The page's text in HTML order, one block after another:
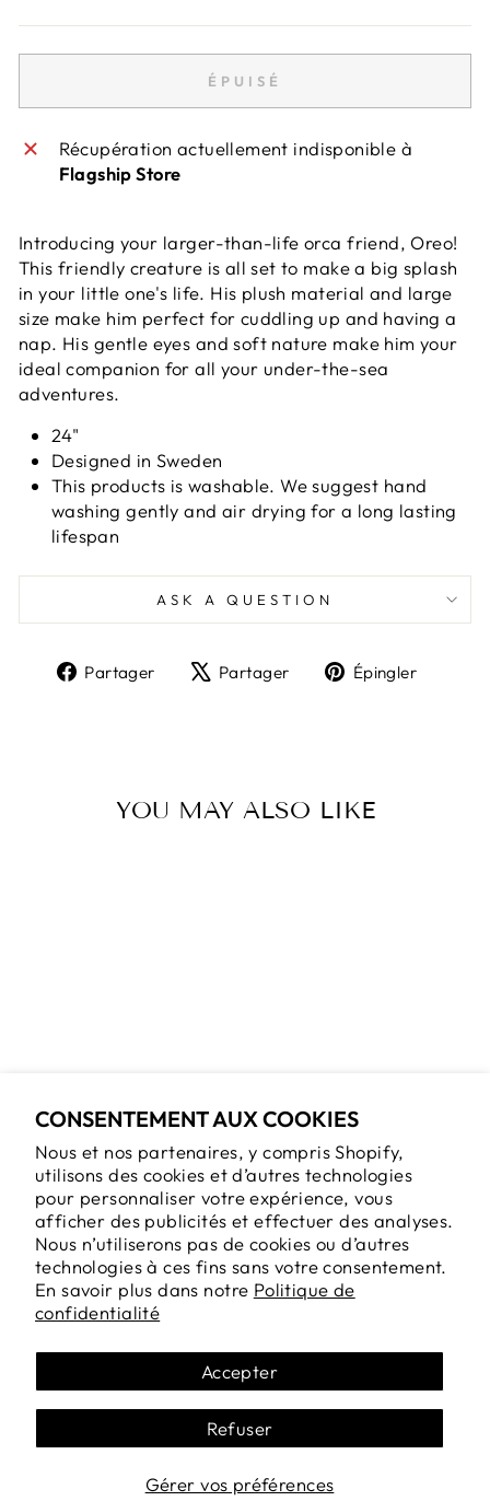
CONSENTEMENT AUX COOKIES
Nous et nos partenaires, y compris Shopify,
utilisons des cookies et d’autres technologies
pour personnaliser votre expérience, vous
afficher des publicités et effectuer des analyses.
Nous n’utiliserons pas de cookies ou d’autres
technologies à ces fins sans votre consentement.
En savoir plus dans notre Politique de
confidentialité
Gérer vos préférences
Accepter
Refuser
ÉPUISÉ
Récupération actuellement indisponible à
Flagship Store
Introducing your larger-than-life orca friend, Oreo!
This friendly creature is all set to make a big splash
in your little one's life. His plush material and large
size make him perfect for cuddling up and having a
nap. His gentle eyes and soft nature make him your
ideal companion for all your under-the-sea
adventures.
24"
Designed in Sweden
This products is washable. We suggest hand
washing gently and air drying for a long lasting
lifespan
ASK A QUESTION
Partager
PartagerPartager
TweeterÉpingler
YOU MAY ALSO LIKE
Retours et échanges
Expédition
Conditions d'utilisation
Politique de confidentialité
Recherche de produits
Page d'accueil du ROM
LANGUE